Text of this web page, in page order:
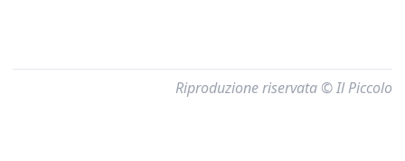
Riproduzione riservata © Il Piccolo